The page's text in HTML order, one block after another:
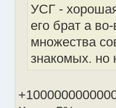
УСГ -
его брат а
множества
знакомых. но